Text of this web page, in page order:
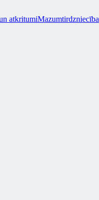
atkritumiMazumtirdzniecība